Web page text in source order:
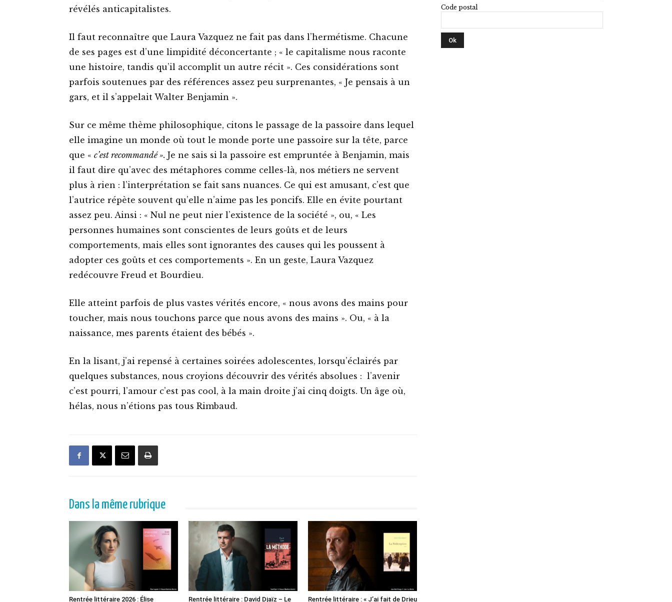
révélés anticapitalistes.
Il faut reconnaître que Laura Vazquez ne fait pas dans l’hermétisme. Chacune
de ses pages est d’une limpidité déconcertante ; « le capitalisme nous raconte
une histoire, tandis qu’il accomplit un autre récit ». Ces considérations sont
parfois soutenues par des références assez peu surprenantes, « Je pensais à un
gars, et il s’appelait Walter Benjamin ».
Sur ce même thème philosophique, citons le passage de la passoire dans lequel
elle imagine un monde où tout le monde porte une passoire sur la tête, parce
que « c’est recommandé ». Je ne sais si la passoire est empruntée à Benjamin, mais
il faut dire qu’avec des métaphores comme celles-là, nos métiers ne servent
plus à rien : l’interprétation se fait sans nuances. Ce qui est amusant, c’est que
l’autrice répète souvent qu’elle n’aime pas les poncifs. Elle en évite pourtant
assez peu. Ainsi : « Nul ne peut nier l’existence de la société », ou, « Les
personnes humaines sont conscientes de leurs goûts et de leurs
comportements, mais elles sont ignorantes des causes qui les poussent à
adopter ces goûts et ces comportements ». En un geste, Laura Vazquez
redécouvre Freud et Bourdieu.
Elle atteint parfois de plus vastes vérités encore, « nous avons des mains pour
toucher, mais nous touchons parce que nous avons des mains ». Ou, « à la
naissance, mes parents étaient des bébés ».
En la lisant, j’ai repensé à certaines soirées adolescentes, lorsqu’éclairés par
quelques substances, nous croyions découvrir des vérités absolues : l’avenir
c’est pourri, l’amour c’est pas cool, à la main droite j’ai cinq doigts. Un âge où,
hélas, nous n’étions pas tous Rimbaud.
Dans la même rubrique
Rentrée littéraire 2026 : Élise Rentrée littéraire : David Djaïz – Le Rentrée littéraire : « J’ai fait de Drieu
Code postal